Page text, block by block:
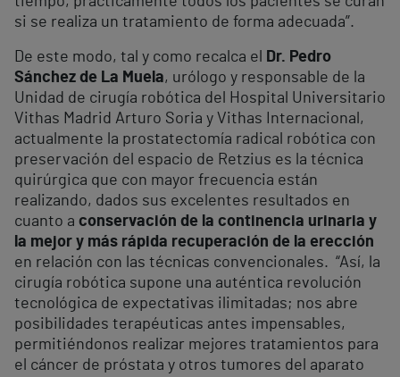
si se realiza un tratamiento de forma adecuada”.
De este modo, tal y como recalca el
Dr. Pedro
Sánchez de La Muela, urólogo y responsable de la
Unidad de cirugía robótica del Hospital Universitario
Vithas Madrid Arturo Soria y Vithas Internacional,
actualmente la prostatectomía radical robótica con
preservación del espacio de Retzius es la técnica
quirúrgica que con mayor frecuencia están
realizando, dados sus excelentes resultados en
cuanto a conservación de la continencia urinaria y
la mejor y más rápida recuperación de la erección
en relación con las técnicas convencionales. “Así, la
cirugía robótica supone una auténtica revolución
tecnológica de expectativas ilimitadas; nos abre
posibilidades terapéuticas antes impensables,
permitiéndonos realizar mejores tratamientos para
el cáncer de próstata y otros tumores del aparato